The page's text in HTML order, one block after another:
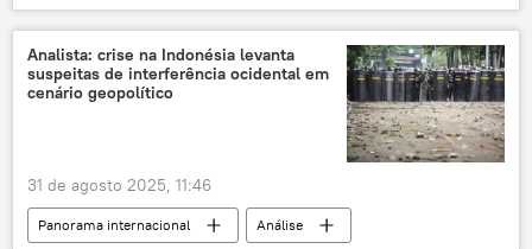
Ciência e Tecnologia
Sociedade
Lima
Norte
UNESCO
Peru
povos tradicionais
estatueta
Analista: crise na Indonésia levanta
suspeitas de interferência ocidental em
cenário geopolítico
31 de agosto 2025, 11:46
Panorama internacional
Análise